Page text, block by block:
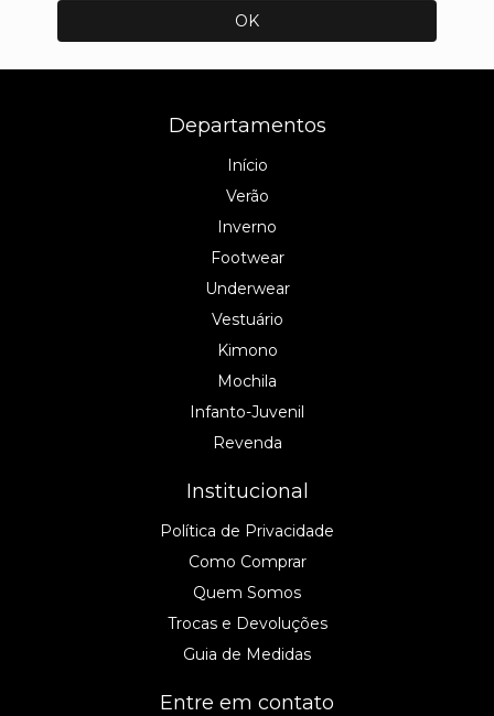
Departamentos
Início
Verão
Inverno
Footwear
Underwear
Vestuário
Kimono
Mochila
Infanto-Juvenil
Revenda
Institucional
Política de Privacidade
Como Comprar
Quem Somos
Trocas e Devoluções
Guia de Medidas
Entre em contato